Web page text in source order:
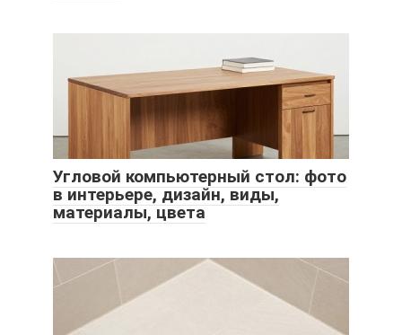
Угловой компьютерный стол: фото
в интерьере, дизайн, виды,
материалы, цвета